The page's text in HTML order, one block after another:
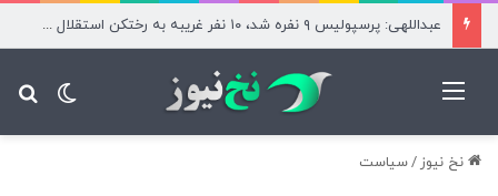
عبداللهی: پرسپولیس ۹ نفره شد، ۱۰ نفر غریبه به رختکن استقلال آمدند
نخ نیوز /سیاست